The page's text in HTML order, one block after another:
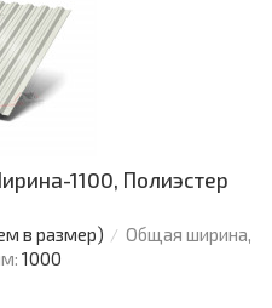
1100, Полиэстер
в размер)
Общая ширина,
1000